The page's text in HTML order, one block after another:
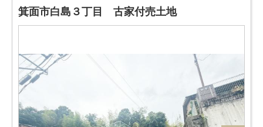
箕面市白島３丁目 古家付売土地